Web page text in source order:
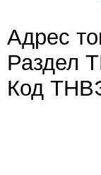
Адрес
Раздел
Код